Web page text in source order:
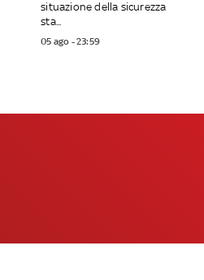
situazione della sicurezza
sta...
05 ago - 23:59